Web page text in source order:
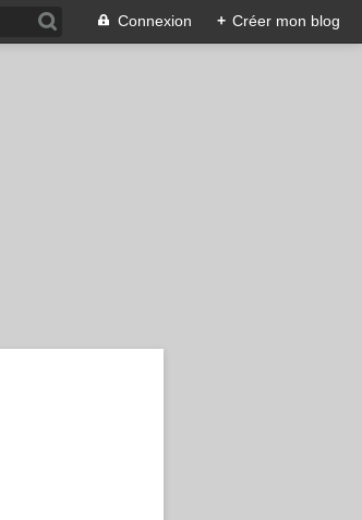
Connexion + Créer mon blog